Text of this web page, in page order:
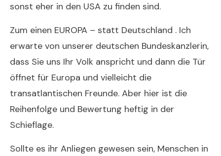
sonst eher in den USA zu finden sind.
Zum einen EUROPA – statt Deutschland . Ich
erwarte von unserer deutschen Bundeskanzlerin,
dass Sie uns Ihr Volk anspricht und dann die Tür
öffnet für Europa und vielleicht die
transatlantischen Freunde. Aber hier ist die
Reihenfolge und Bewertung heftig in der
Schieflage.
Sollte es ihr Anliegen gewesen sein, Menschen in